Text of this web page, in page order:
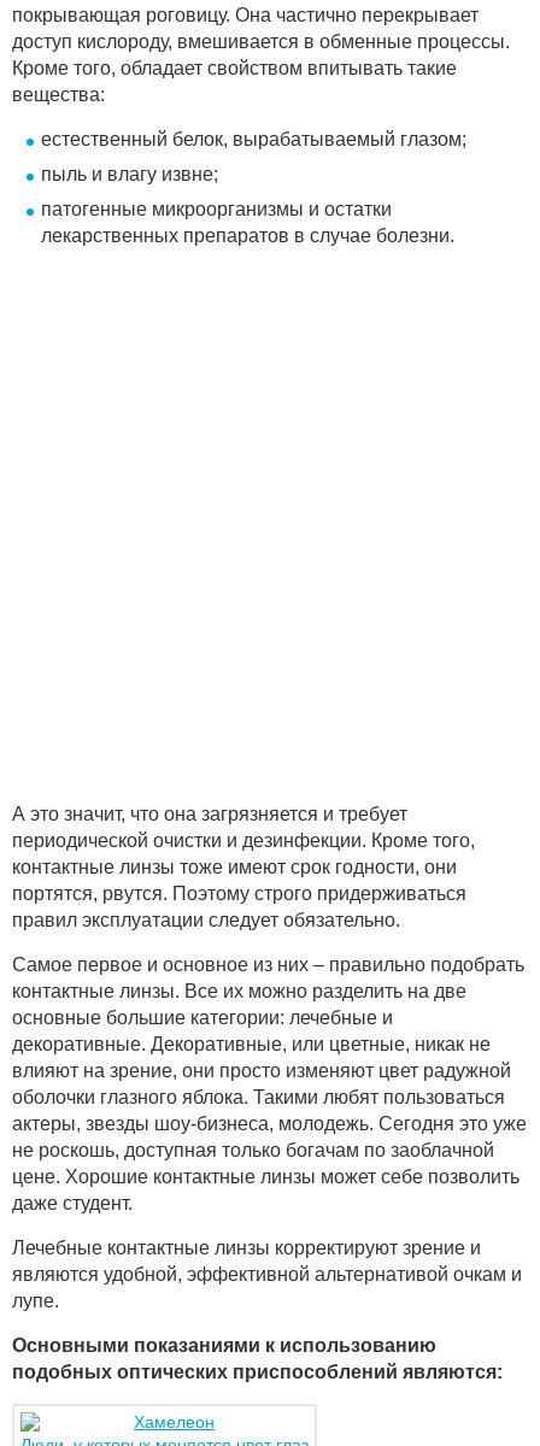
покрывающая роговицу. Она частично перекрывает
доступ кислороду, вмешивается в обменные процессы.
Кроме того, обладает свойством впитывать такие
вещества:
естественный белок, вырабатываемый глазом;
пыль и влагу извне;
патогенные микроорганизмы и остатки
лекарственных препаратов в случае болезни.
А это значит, что она загрязняется и требует
периодической очистки и дезинфекции. Кроме того,
контактные линзы тоже имеют срок годности, они
портятся, рвутся. Поэтому строго придерживаться
правил эксплуатации следует обязательно.
Самое первое и основное из них – правильно подобрать
контактные линзы. Все их можно разделить на две
основные большие категории: лечебные и
декоративные. Декоративные, или цветные, никак не
влияют на зрение, они просто изменяют цвет радужной
оболочки глазного яблока. Такими любят пользоваться
актеры, звезды шоу-бизнеса, молодежь. Сегодня это уже
не роскошь, доступная только богачам по заоблачной
цене. Хорошие контактные линзы может себе позволить
даже студент.
Лечебные контактные линзы корректируют зрение и
являются удобной, эффективной альтернативой очкам и
лупе.
Основными показаниями к использованию
подобных оптических приспособлений являются: